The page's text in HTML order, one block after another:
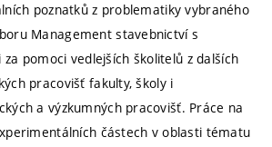
poznatků z problematiky vybraného
Management stavebnictví s
pomoci vedlejších školitelů z dalších
pracovišť fakulty, školy i
a výzkumných pracovišť. Práce na
částech v oblasti tématu